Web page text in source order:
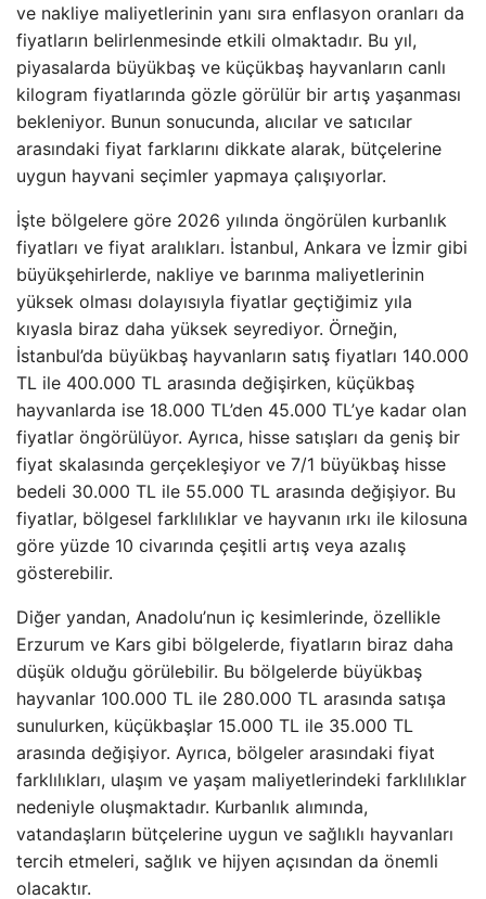
ve nakliye maliyetlerinin yanı sıra enflasyon oranları da
fiyatların belirlenmesinde etkili olmaktadır. Bu yıl,
piyasalarda büyükbaş ve küçükbaş hayvanların canlı
kilogram fiyatlarında gözle görülür bir artış yaşanması
bekleniyor. Bunun sonucunda, alıcılar ve satıcılar
arasındaki fiyat farklarını dikkate alarak, bütçelerine
uygun hayvani seçimler yapmaya çalışıyorlar.
İşte bölgelere göre 2026 yılında öngörülen kurbanlık
fiyatları ve fiyat aralıkları. İstanbul, Ankara ve İzmir gibi
büyükşehirlerde, nakliye ve barınma maliyetlerinin
yüksek olması dolayısıyla fiyatlar geçtiğimiz yıla
kıyasla biraz daha yüksek seyrediyor. Örneğin,
İstanbul’da büyükbaş hayvanların satış fiyatları 140.000
TL ile 400.000 TL arasında değişirken, küçükbaş
hayvanlarda ise 18.000 TL’den 45.000 TL’ye kadar olan
fiyatlar öngörülüyor. Ayrıca, hisse satışları da geniş bir
fiyat skalasında gerçekleşiyor ve 7/1 büyükbaş hisse
bedeli 30.000 TL ile 55.000 TL arasında değişiyor. Bu
fiyatlar, bölgesel farklılıklar ve hayvanın ırkı ile kilosuna
göre yüzde 10 civarında çeşitli artış veya azalış
gösterebilir.
Diğer yandan, Anadolu’nun iç kesimlerinde, özellikle
Erzurum ve Kars gibi bölgelerde, fiyatların biraz daha
düşük olduğu görülebilir. Bu bölgelerde büyükbaş
hayvanlar 100.000 TL ile 280.000 TL arasında satışa
sunulurken, küçükbaşlar 15.000 TL ile 35.000 TL
arasında değişiyor. Ayrıca, bölgeler arasındaki fiyat
farklılıkları, ulaşım ve yaşam maliyetlerindeki farklılıklar
nedeniyle oluşmaktadır. Kurbanlık alımında,
vatandaşların bütçelerine uygun ve sağlıklı hayvanları
tercih etmeleri, sağlık ve hijyen açısından da önemli
olacaktır.